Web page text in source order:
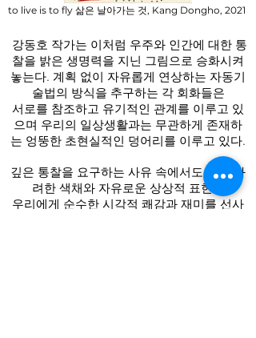
to live is to fly 삶은 날아가는 것, Kang Dongho, 2021
강동호 작가는 이처럼 우주와 인간에 대한 통
찰을 밝은 생명력을 지닌 그림으로 승화시켜
놓는다. 계획 없이 자유롭게 연상하는 자동기
술법의 방식을 추구하는 각 회화들은
서로를 참조하고 유기적인 관계를 이루고 있
으며 우리의 일상생활과는 무관하게 존재하
는 엉뚱한 초현실적인 덩어리를 이루고 있다.
깊은 통찰을 요구하는 사유 속에서도 밝고 화
려한 색채와 자유로운 상상적 표현은
우리에게 순수한 시각적 쾌감과 재미를 선사